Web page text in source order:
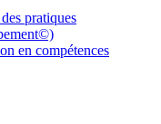
pratiques
en compétences